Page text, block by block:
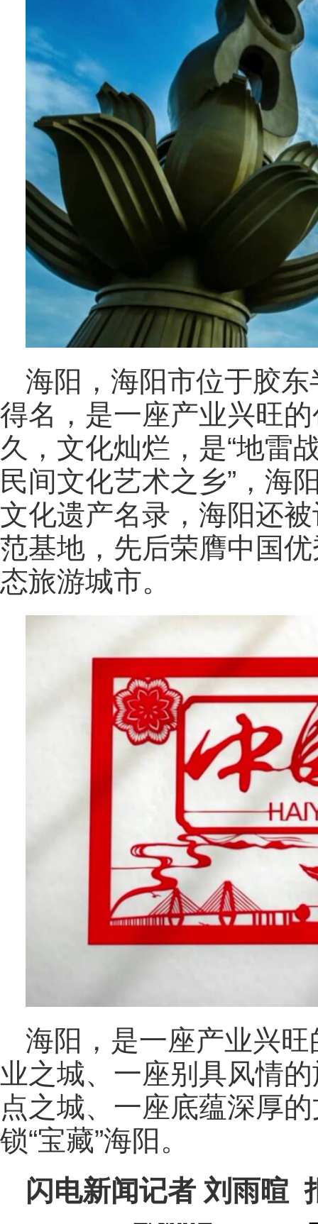
海阳，海阳市位于胶
得名，是一座产业兴旺
久，文化灿烂，是“地雷
民间文化艺术之乡”，海
文化遗产名录，海阳还
范基地，先后荣膺中国
态旅游城市。
海阳，是一座产业兴
业之城、一座别具风情
点之城、一座底蕴深厚
锁“宝藏”海阳。
闪电新闻记者 刘雨暄